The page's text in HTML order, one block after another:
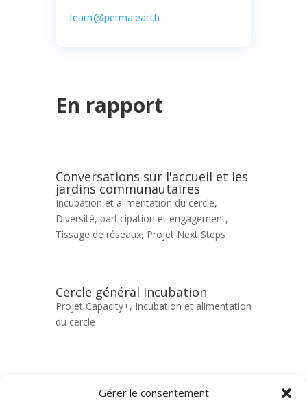
Gérer le consentement
learn@perma.earth
En rapport
Conversations sur l'accueil et les
jardins communautaires
Incubation et alimentation du cercle,
Diversité, participation et engagement,
Tissage de réseaux, Projet Next Steps
Cercle général Incubation
Projet Capacity+, Incubation et alimentation
du cercle
financeurs